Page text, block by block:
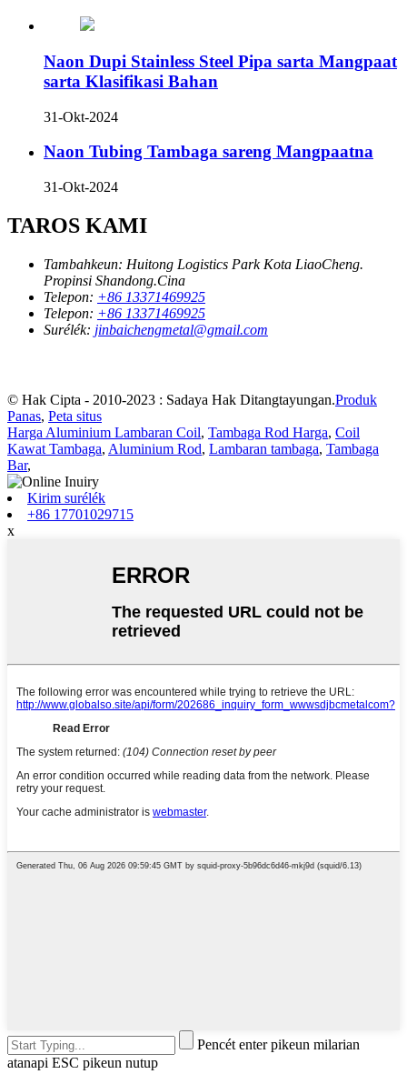
Naon Dupi Stainless Steel Pipa sarta Mangpaat
sarta Klasifikasi Bahan
31-Okt-2024
Naon Tubing Tambaga sareng Mangpaatna
31-Okt-2024
TAROS KAMI
Tambahkeun: Huitong Logistics Park Kota LiaoCheng.
Propinsi Shandong.Cina
Telepon: +86 13371469925
Telepon: +86 13371469925
Surélék: jinbaichengmetal@gmail.com
© Hak Cipta - 2010-2023 : Sadaya Hak Ditangtayungan.Produk
Panas, Peta situs
Harga Aluminium Lambaran Coil, Tambaga Rod Harga, Coil
Kawat Tambaga, Aluminium Rod, Lambaran tambaga, Tambaga
Bar,
Kirim surélék
+86 17701029715
x
Pencét enter pikeun milarian
atanapi ESC pikeun nutup